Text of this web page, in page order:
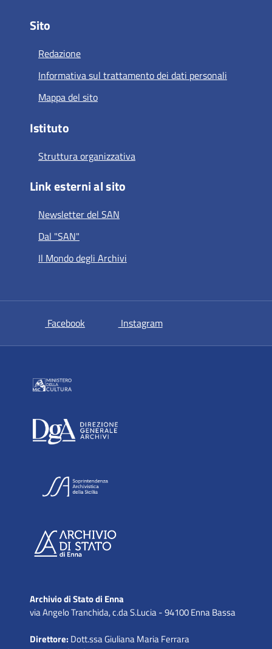
Sito
Redazione
Informativa sul trattamento dei dati personali
Mappa del sito
Istituto
Struttura organizzativa
Link esterni al sito
Newsletter del SAN
Dal "SAN"
Il Mondo degli Archivi
Facebook si apre in una nuova scheda
Instagramsi apre in una nuova
Archivio di Stato di Enna
via Angelo Tranchida, c.da S.Lucia - 94100 Enna Bassa
Direttore: Dott.ssa Giuliana Maria Ferrara